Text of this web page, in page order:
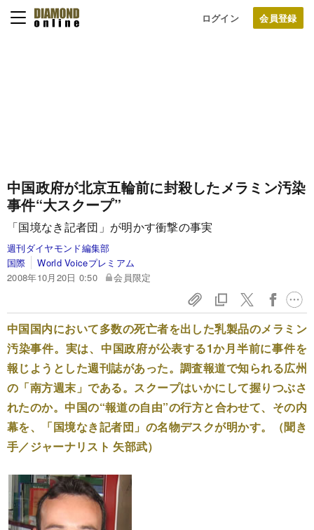
ログイン
中国政府が北京五輪前に封殺したメラミン汚染
事件“大スクープ”
「国境なき記者団」が明かす衝撃の事実
週刊ダイヤモンド編集部
国際
World Voiceプレミアム
2008年10月20日 0:50
会員限定
中国国内において多数の死亡者を出した乳製品のメラミン
汚染事件。実は、中国政府が公表する1か月半前に事件を
報じようとした週刊誌があった。調査報道で知られる広州
の「南方週末」である。スクープはいかにして握りつぶさ
れたのか。中国の“報道の自由”の行方と合わせて、その内
幕を、「国境なき記者団」の名物デスクが明かす。（聞き
手／ジャーナリスト 矢部武）